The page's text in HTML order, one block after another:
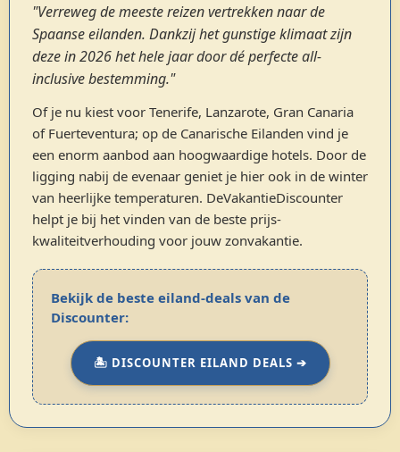
"Verreweg de meeste reizen vertrekken naar de
Spaanse eilanden. Dankzij het gunstige klimaat zijn
deze in 2026 het hele jaar door dé perfecte all-
inclusive bestemming."
Of je nu kiest voor Tenerife, Lanzarote, Gran Canaria
of Fuerteventura; op de Canarische Eilanden vind je
een enorm aanbod aan hoogwaardige hotels. Door de
ligging nabij de evenaar geniet je hier ook in de winter
van heerlijke temperaturen. DeVakantieDiscounter
helpt je bij het vinden van de beste prijs-
kwaliteitverhouding voor jouw zonvakantie.
Bekijk de beste eiland-deals van de
Discounter:
🏝️ DISCOUNTER EILAND DEALS ➔